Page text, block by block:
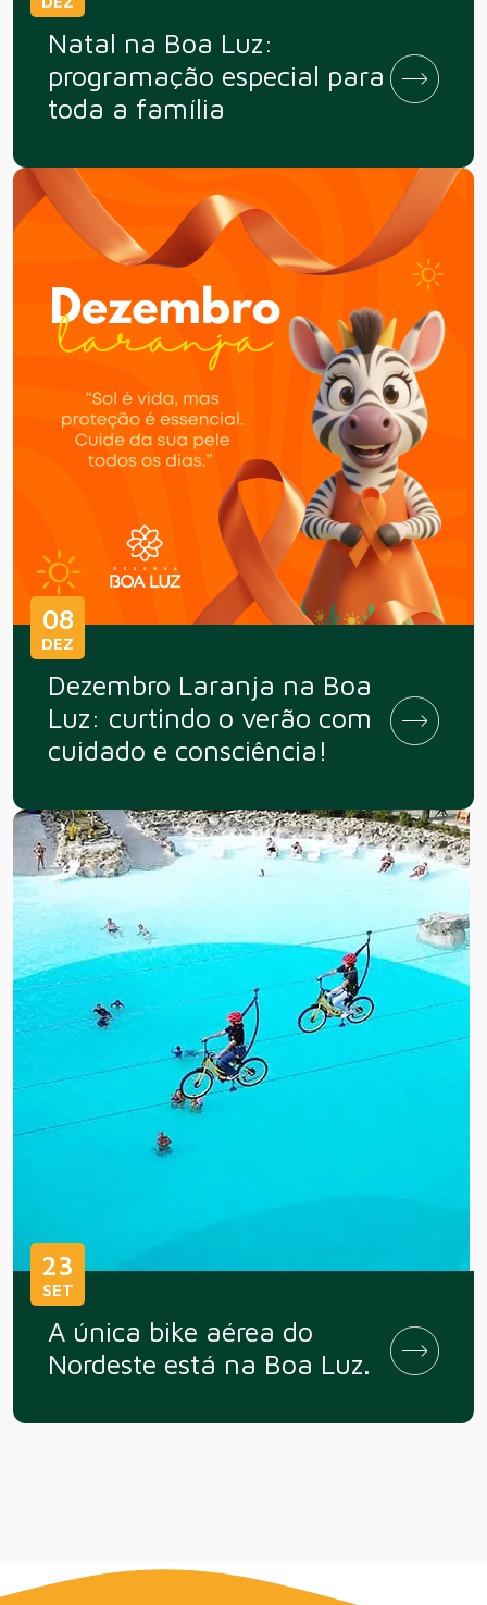
Natal na Boa Luz:
programação especial para
toda a família
08
DEZ
Dezembro Laranja na Boa
Luz: curtindo o verão com
cuidado e consciência!
23
SET
A única bike aérea do
Nordeste está na Boa Luz.